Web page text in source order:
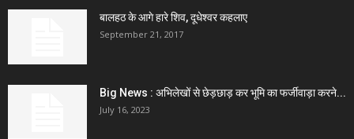
बालहठ के आगे हारे शिव, दूधेश्वर कहलाए
September 21, 2017
Big News : अभिलेखों से छेड़छाड़ कर भूमि का फर्जीवाड़ा करने...
July 16, 2023